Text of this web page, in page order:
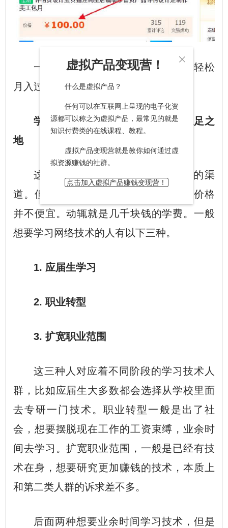
一个装修淘宝详情页的美工，也能轻松
月入过万不费力气。所以说：
学一门技术，就在互联网上有了立足之
地
这已经成为很多年轻人就业选择的渠
道。但是想要系统性的学习这类技术，价格
并不便宜。动辄就是几千块钱的学费。一般
想要学习网络技术的人有以下三种。
1. 应届生学习
2. 职业转型
3. 扩宽职业范围
这三种人对应着不同阶段的学习技术人
群，比如应届生大多数都会选择从学校里面
去专研一门技术。职业转型一般是出了社
会，想要摆脱现在工作的工资束缚，业余时
间去学习。扩宽职业范围，一般是已经有技
术在身，想要研究更加赚钱的技术，本质上
和第二类人群的诉求差不多。
后面两种想要业余时间学习技术，但是

虚拟产品变现营！
什么是虚拟产品？
任何可以在互联网上呈现的电子化资
源都可以称之为虚拟产品，最常见的就是
知识付费类的在线课程、教程。
虚拟产品变现营就是教你如何通过虚
拟资源赚钱的社群。
点击加入虚拟产品赚钱变现营！